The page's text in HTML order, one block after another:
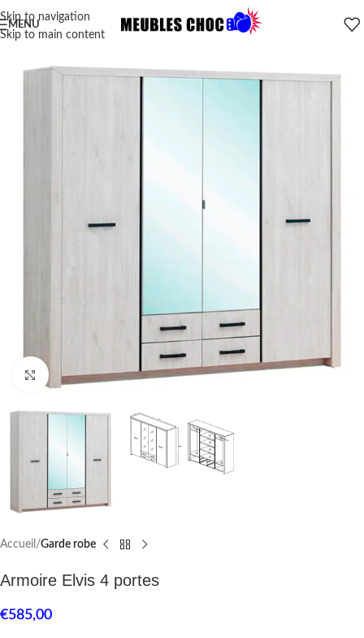
Skip to navigation
Skip to main content
MENU
Click to enlarge
Accueil Garde robe
Armoire Elvis 4 portes
€585,00